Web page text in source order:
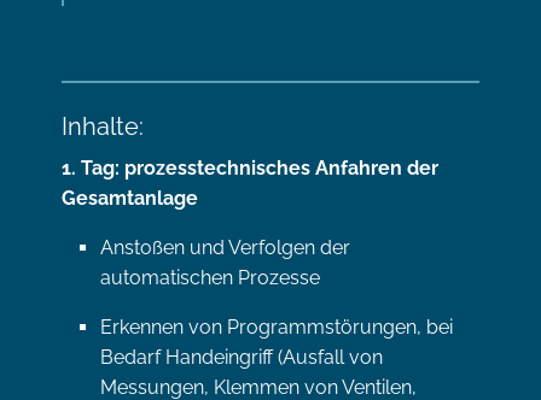
Inhalte:
1. Tag: prozesstechnisches Anfahren der
Gesamtanlage
Anstoßen und Verfolgen der
automatischen Prozesse
Erkennen von Programmstörungen, bei
Bedarf Handeingriff (Ausfall von
Messungen, Klemmen von Ventilen,